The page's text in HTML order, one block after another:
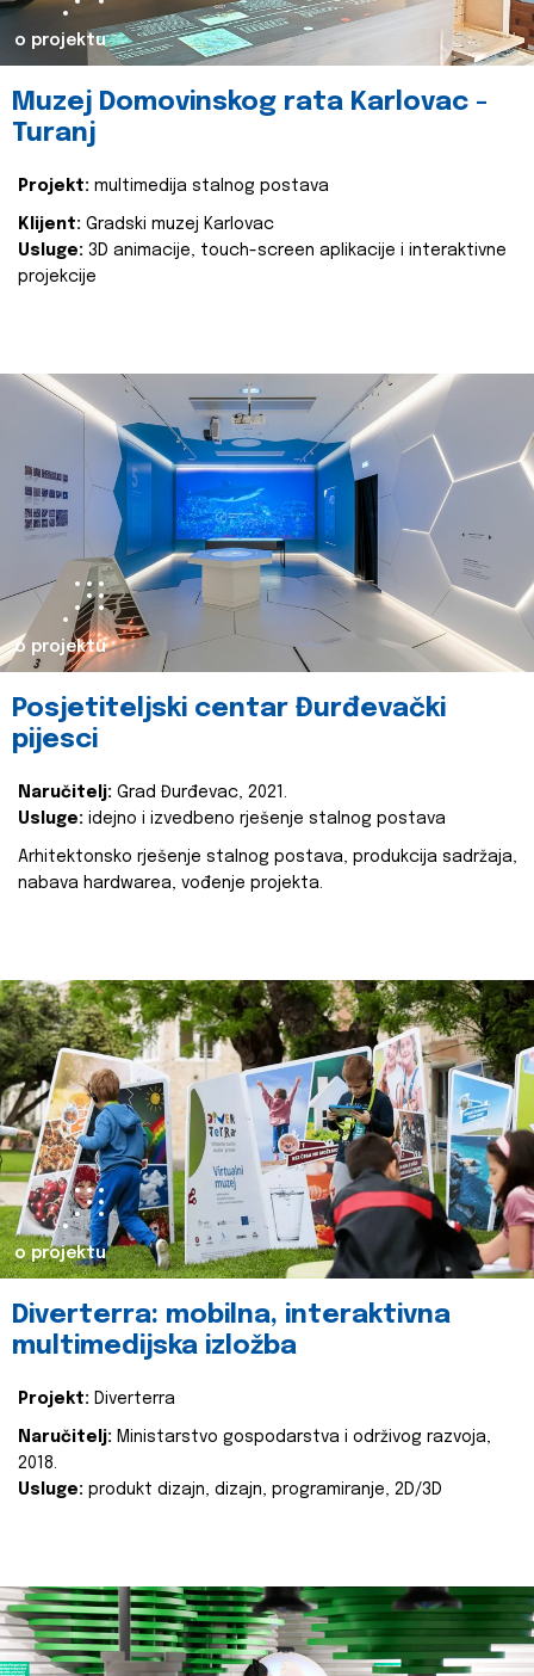
o projektu
Muzej Domovinskog rata Karlovac -
Turanj
Projekt: multimedija stalnog postava
Klijent: Gradski muzej Karlovac
Usluge: 3D animacije, touch-screen aplikacije i interaktivne
projekcije
o projektu
Posjetiteljski centar Đurđevački
pijesci
Naručitelj: Grad Đurđevac, 2021.
Usluge: idejno i izvedbeno rješenje stalnog postava
Arhitektonsko rješenje stalnog postava, produkcija sadržaja,
nabava hardwarea, vođenje projekta.
o projektu
Diverterra: mobilna, interaktivna
multimedijska izložba
Projekt: Diverterra
Naručitelj: Ministarstvo gospodarstva i održivog razvoja,
2018.
Usluge: produkt dizajn, dizajn, programiranje, 2D/3D